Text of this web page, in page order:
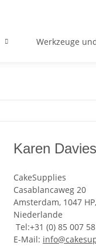
Werkzeuge
Karen Davies
CakeSupplies
Casablancaweg 20
Amsterdam, 1047 HP,
Niederlande
Tel:+31 (0) 85 007
E-Mail: